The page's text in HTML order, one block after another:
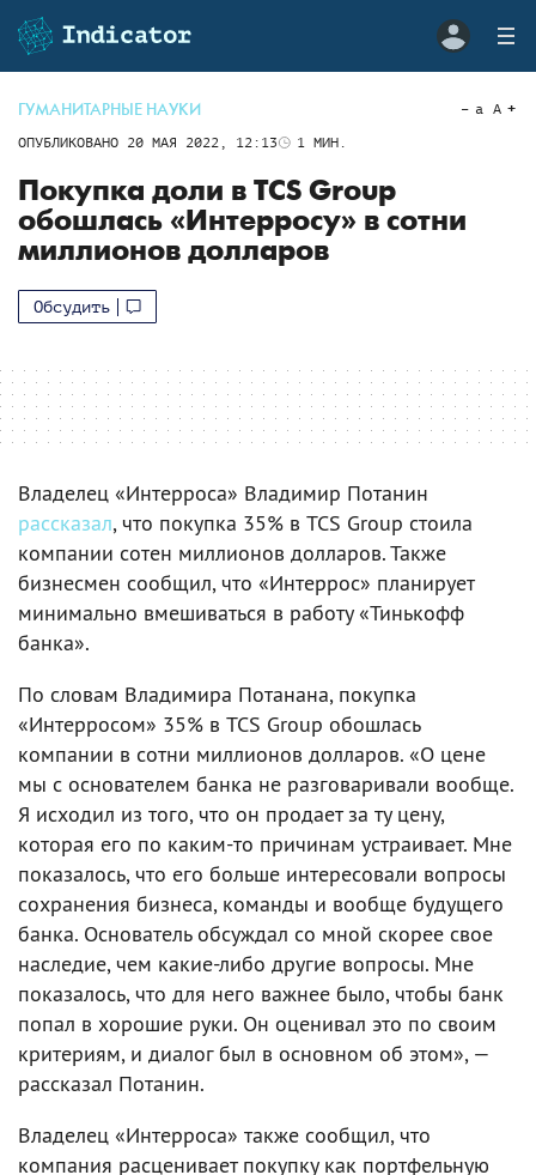
ГУМАНИТАРНЫЕ НАУКИ
ОПУБЛИКОВАНО 20 МАЯ 2022, 12:13 1 МИН.
a A
Покупка доли в TCS Group
обошлась «Интерросу» в сотни
миллионов долларов
Обсудить
Владелец «Интерроса» Владимир Потанин
рассказал, что покупка 35% в TCS Group стоила
компании сотен миллионов долларов. Также
бизнесмен сообщил, что «Интеррос» планирует
минимально вмешиваться в работу «Тинькофф
банка».
По словам Владимира Потанана, покупка
«Интерросом» 35% в TCS Group обошлась
компании в сотни миллионов долларов. «О цене
мы с основателем банка не разговаривали вообще.
Я исходил из того, что он продает за ту цену,
которая его по каким-то причинам устраивает. Мне
показалось, что его больше интересовали вопросы
сохранения бизнеса, команды и вообще будущего
банка. Основатель обсуждал со мной скорее свое
наследие, чем какие-либо другие вопросы. Мне
показалось, что для него важнее было, чтобы банк
попал в хорошие руки. Он оценивал это по своим
критериям, и диалог был в основном об этом», —
рассказал Потанин.
Владелец «Интерроса» также сообщил, что
компания расценивает покупку как портфельную